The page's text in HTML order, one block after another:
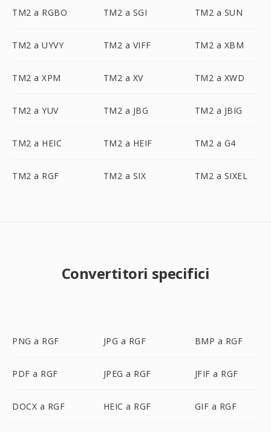
TM2 a RGBO TM2 a SGI TM2 a SUN
TM2 a UYVY TM2 a VIFF TM2 a XBM
TM2 a XPM TM2 a XV TM2 a XWD
TM2 a YUV TM2 a JBG TM2 a JBIG
TM2 a HEIC TM2 a HEIF TM2 a G4
TM2 a RGF TM2 a SIX TM2 a SIXEL
Convertitori specifici
PNG a RGF JPG a RGF BMP a RGF
PDF a RGF JPEG a RGF JFIF a RGF
DOCX a RGF HEIC a RGF GIF a RGF